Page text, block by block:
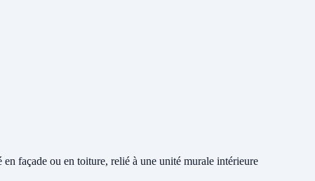
façade ou en toiture, relié à une unité murale intérieure